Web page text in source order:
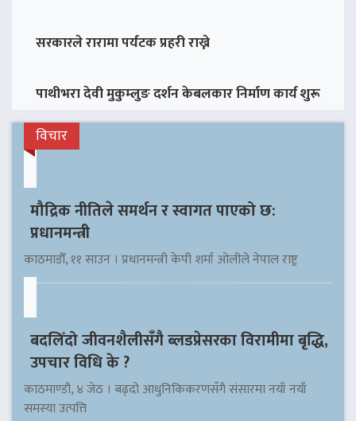
सरकारले रारामा पर्यटक प्रहरी राख्ने
पाथीभरा देवी मुकुम्लुङ दर्शन केबलकार निर्माण कार्य शुरू
विचार
मौद्रिक नीतिले समर्थन र स्वागत पाएको छ:
प्रधानमन्त्री
काठमाडौँ, ११ साउन । प्रधानमन्त्री केपी शर्मा ओलीले नेपाल राष्ट्र
बदलिँदो जीवनशैलीसँगै ब्लडप्रेसरका विरामीमा बृद्धि,
उपचार विधि के ?
काठमाण्डौ, ४ जेठ । बढ्दो आधुनिकिकरणसँगै संसारमा नयाँ नयाँ
समस्या उत्पत्ति